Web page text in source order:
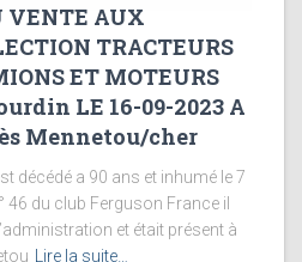
VENTE AUX
TRACTEURS
ET MOTEURS
LE 16-09-2023 A
Mennetou/cher
décédé a 90 ans et inhumé le 7
46 du club Ferguson France il
et était présent à
Lire la suite…